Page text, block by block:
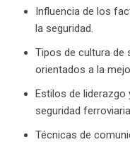
Influencia de los
la seguridad.
Tipos de cultura de
orientados a la
Estilos de liderazgo
seguridad
Técnicas de